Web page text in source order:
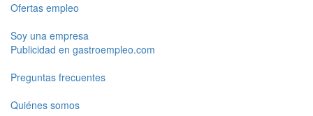
Ofertas empleo
Soy una empresa
Publicidad en gastroempleo.com
Preguntas frecuentes
Quiénes somos